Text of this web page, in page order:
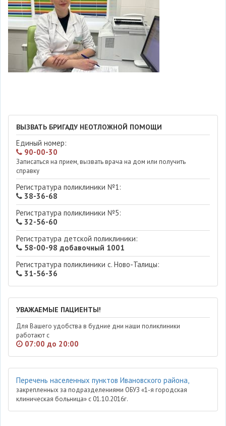
ВЫЗВАТЬ БРИГАДУ НЕОТЛОЖНОЙ ПОМОЩИ
Единый номер:
90-00-30
Записаться на прием, вызвать врача на дом или получить
справку
Регистратура поликлиники №1:
38-36-68
Регистратура поликлиники №5:
32-56-60
Регистратура детской поликлиники:
58-00-98 добавочный 1001
Регистратура поликлиники с. Ново-Талицы:
31-56-36
УВАЖАЕМЫЕ ПАЦИЕНТЫ!
Для Вашего удобства в будние дни наши поликлиники
работают с
07:00 до 20:00
Перечень населенных пунктов Ивановского района,
закрепленных за подразделениями ОБУЗ «1-я городская
клиническая больница» с 01.10.2016г.